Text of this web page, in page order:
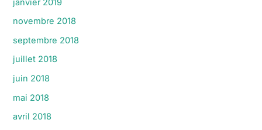
novembre 2018
septembre 2018
juillet 2018
juin 2018
mai 2018
avril 2018